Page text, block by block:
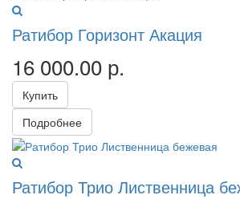
Ратибор Горизонт Акация
16 000.00 р.
Купить
Подробнее
Ратибор Трио Лиственница